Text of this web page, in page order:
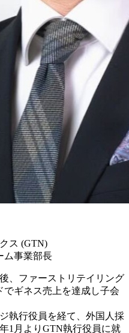
ス (GTN)
ム事業部長
、ファーストリテイリング
でギネス売上を達成し子会
執行役員を経て、外国人採
1月よりGTN執行役員に就